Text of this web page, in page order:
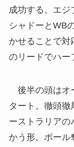
成功する。エジ
シャドーとWB
かせることで対
のリードでハー
後半の頭はオ
タート。徹頭徹
ーストラリアの
かう形。ボール